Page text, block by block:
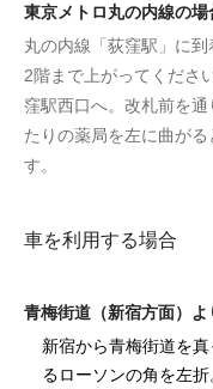
東京メトロ丸の内線の場
丸の内線「荻窪駅」に
2階まで上がってくださ
窪駅西口へ。改札前を
たりの薬局を左に曲が
す。
車を利用する場合
青梅街道（新宿方面）よ
新宿から青梅街道を
るローソンの角を左